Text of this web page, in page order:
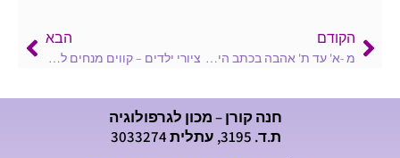
הקודם
מ -א' עד ת' אהבה בכתב היד – חלק ראשון
הבא
ציורי ילדים – קווים מנחים להתבוננות
חנה קורן – מכון לגרפולוגיה
ת.ד. 3195, עתלית 3033274